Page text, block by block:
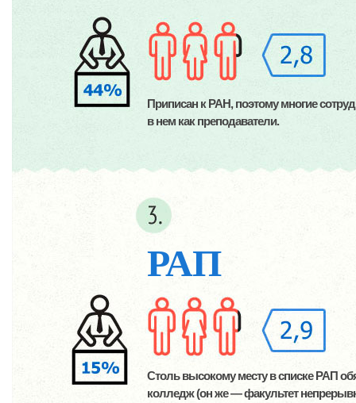
Приписан к РАН, поэтому многие
в нем как преподаватели.
РАП
Столь высокому месту в списке РАП
колледж (он же — факультет